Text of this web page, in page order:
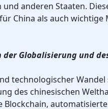
anderen Staaten.
China als auch
der Globalisierung und
technologischer
des chinesischen
Blockchain,